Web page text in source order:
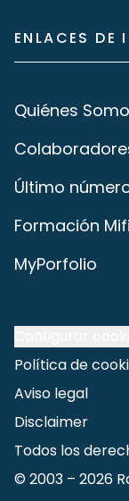
ENLACES DE
Quiénes
Último
Formación
MyPorfolio
Política de
Aviso legal
Disclaimer
Todos los
© 2003 – 2026